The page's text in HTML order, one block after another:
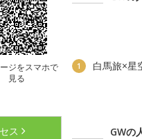
ジをスマホで
見る
ス
1
白馬旅×星
GWの